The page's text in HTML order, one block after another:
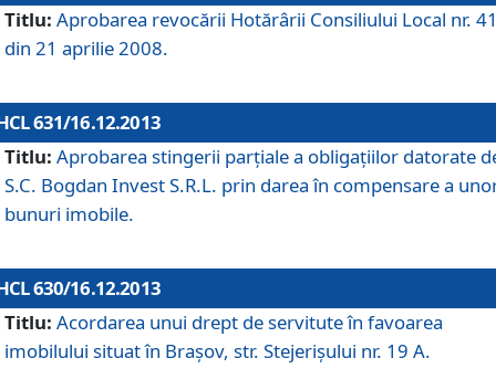
Titlu: Aprobarea revocării Hotărârii Consiliului Local nr.
din 21 aprilie 2008.
631/16.12.2013
Titlu: Aprobarea stingerii parţiale a obligaţiilor datorate
S.C. Bogdan Invest S.R.L. prin darea în compensare a
bunuri imobile.
630/16.12.2013
Titlu: Acordarea unui drept de servitute în favoarea
imobilului situat în Braşov, str. Stejerişului nr. 19 A.